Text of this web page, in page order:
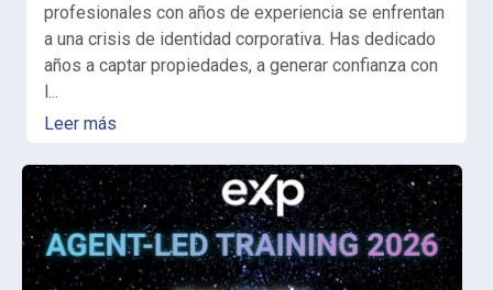
profesionales con años de experiencia se enfrentan
a una crisis de identidad corporativa. Has dedicado
años a captar propiedades, a generar confianza con
l...
Leer más